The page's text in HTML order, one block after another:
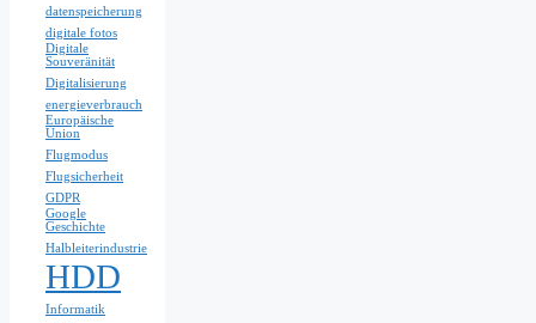
datenspeicherung
digitale fotos
Digitale
Souveränität
Digitalisierung
energieverbrauch
Europäische
Union
Flugmodus
Flugsicherheit
GDPR
Google
Geschichte
Halbleiterindustrie
HDD
Informatik